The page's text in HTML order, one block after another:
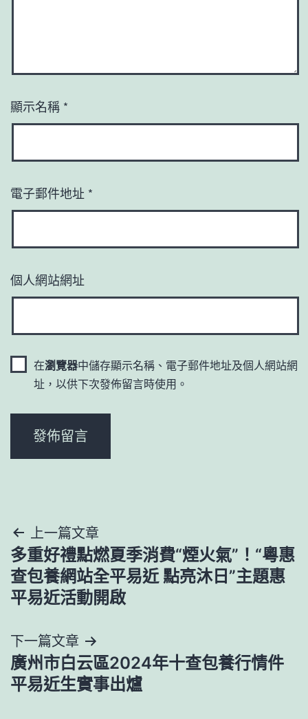
顯示名稱 *
電子郵件地址 *
個人網站網址
在瀏覽器中儲存顯示名稱、電子郵件地址及個人網站網
址，以供下次發佈留言時使用。
文
章
導
覽
上一篇文章
多重好禮點燃夏季消費“煙火氣”！“粵惠
查包養網站全平易近 點亮沐日”主題惠
平易近活動開啟
下一篇文章
廣州市白云區2024年十查包養行情件
平易近生實事出爐